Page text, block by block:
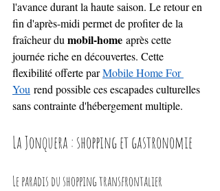
l'avance durant la haute saison. Le retour en
fin d'après-midi permet de profiter de la
fraîcheur du mobil-home après cette
journée riche en découvertes. Cette
flexibilité offerte par Mobile Home For
You rend possible ces escapades culturelles
sans contrainte d'hébergement multiple.
La Jonquera : shopping et gastronomie
Le paradis du shopping transfrontalier